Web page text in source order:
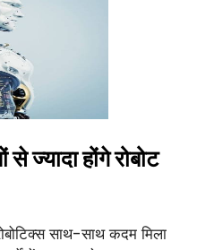
ज्यादा होंगे रोबोट
साथ-साथ कदम मिला